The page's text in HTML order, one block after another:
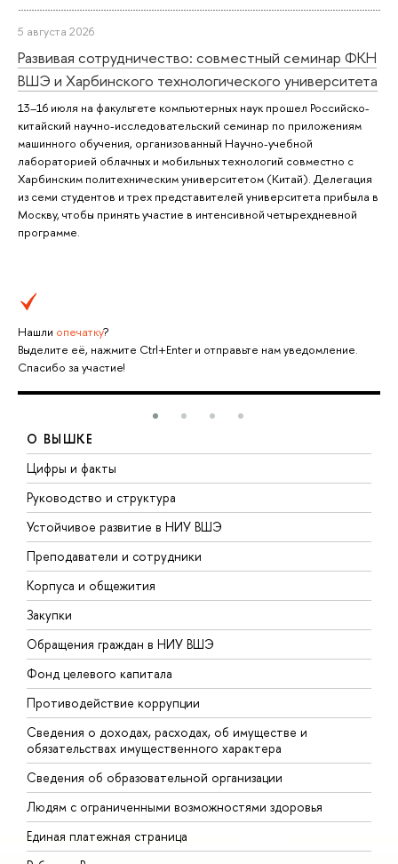
5 августа 2026
Развивая сотрудничество: совместный семинар ФКН
ВШЭ и Харбинского технологического университета
13–16 июля на факультете компьютерных наук прошел Российско-
китайский научно-исследовательский семинар по приложениям
машинного обучения, организованный Научно-учебной
лабораторией облачных и мобильных технологий совместно с
Харбинским политехническим университетом (Китай). Делегация
из семи студентов и трех представителей университета прибыла в
Москву, чтобы принять участие в интенсивной четырехдневной
программе.
Нашли опечатку?
Выделите её, нажмите Ctrl+Enter и отправьте нам уведомление.
Спасибо за участие!
О ВЫШКЕ
Цифры и факты
Руководство и структура
Устойчивое развитие в НИУ ВШЭ
Преподаватели и сотрудники
Корпуса и общежития
Закупки
Обращения граждан в НИУ ВШЭ
Фонд целевого капитала
Противодействие коррупции
Сведения о доходах, расходах, об имуществе и
обязательствах имущественного характера
Сведения об образовательной организации
Людям с ограниченными возможностями здоровья
Единая платежная страница